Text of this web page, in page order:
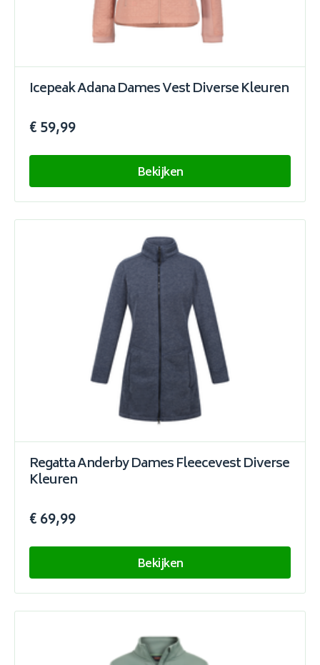
Icepeak Adana Dames Vest Diverse Kleuren
€ 59,99
Bekijken
Regatta Anderby Dames Fleecevest Diverse
Kleuren
€ 69,99
Bekijken